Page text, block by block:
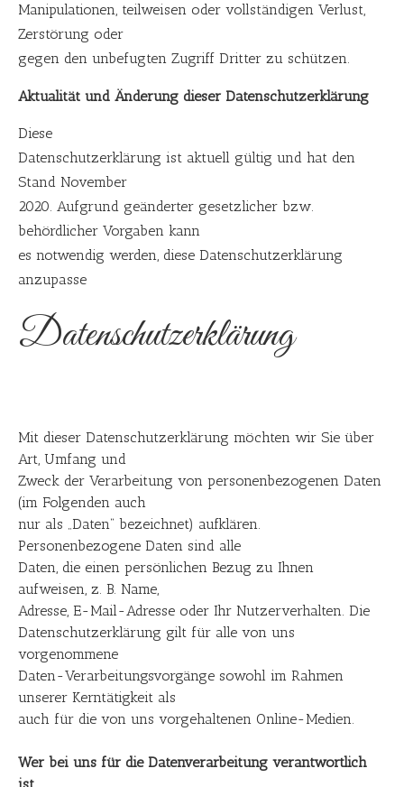
Manipulationen, teilweisen oder vollständigen Verlust,
Zerstörung oder
gegen den unbefugten Zugriff Dritter zu schützen.
Aktualität und Änderung dieser Datenschutzerklärung
Diese
Datenschutzerklärung ist aktuell gültig und hat den
Stand November
2020. Aufgrund geänderter gesetzlicher bzw.
behördlicher Vorgaben kann
es notwendig werden, diese Datenschutzerklärung
anzupasse
Datenschutzerklärung
Mit dieser Datenschutzerklärung möchten wir Sie über
Art, Umfang und
Zweck der Verarbeitung von personenbezogenen Daten
(im Folgenden auch
nur als „Daten“ bezeichnet) aufklären.
Personenbezogene Daten sind alle
Daten, die einen persönlichen Bezug zu Ihnen
aufweisen, z. B. Name,
Adresse, E-Mail-Adresse oder Ihr Nutzerverhalten. Die
Datenschutzerklärung gilt für alle von uns
vorgenommene
Daten-Verarbeitungsvorgänge sowohl im Rahmen
unserer Kerntätigkeit als
auch für die von uns vorgehaltenen Online-Medien.
Wer bei uns für die Datenverarbeitung verantwortlich